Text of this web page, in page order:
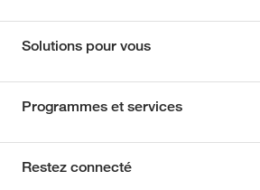
Solutions pour vous
Programmes et services
Restez connecté